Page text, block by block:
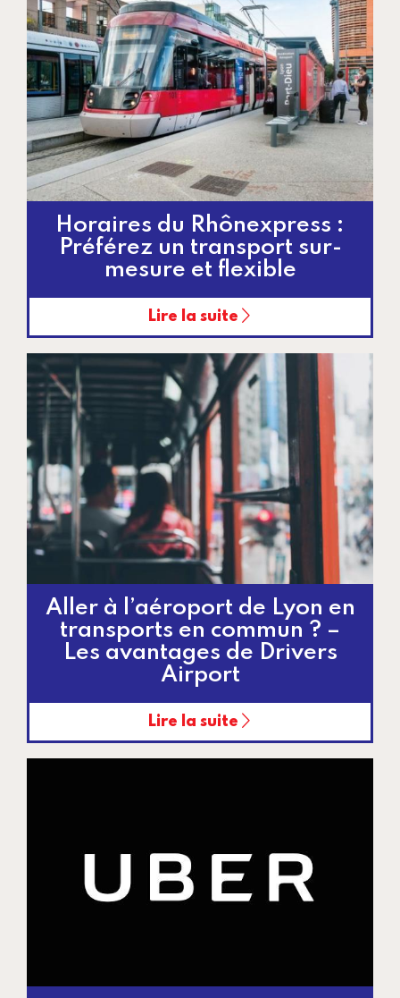
Horaires du Rhônexpress :
Préférez un transport sur-
mesure et flexible
Lire la suite
Aller à l’aéroport de Lyon en
transports en commun ? –
Les avantages de Drivers
Airport
Lire la suite